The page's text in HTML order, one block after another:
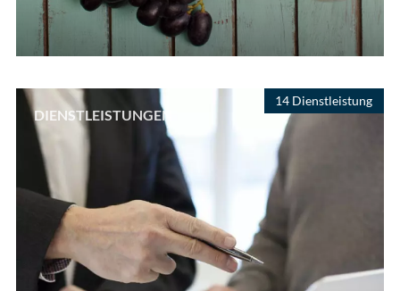
DIENSTLEISTUNGEN
14 Dienstleistung